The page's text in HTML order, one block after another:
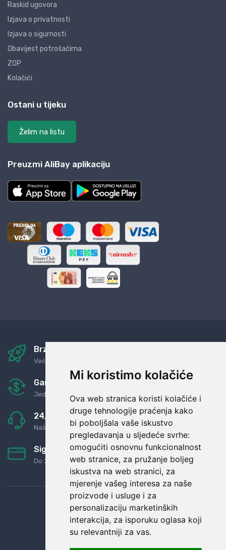
Mi koristimo kolačiće
Ova web stranica koristi kolačiće i
druge tehnologije praćenja kako
bi poboljšala vaše iskustvo
pregledavanja u sljedeće svrhe:
omogućiti osnovnu funkcionalnost
web stranice, za pružanje boljeg
iskustva na web stranici, za
mjerenje vašeg interesa za naše
proizvode i usluge i za
personalizaciju marketinških
interakcija, za isporuku oglasa koji
su relevantniji za vas.
Raskid ugovora
Izjava o privatnosti
Izjava o sigurnosti
Obavijest potrošačima
ZOP
Kolačići
Ostani u tijeku
Želim na listu
Preuzmi AliBay aplikaciju
Brza i sigurna dostava
Već za nekoliko dana kod vas
Garancija u povrat novaca
Jednostavno pravilo: Roba za novac
24/7 odlična podrška
Naši agenti uvijek na raspolaganju
Sigurno obročno plaćanje
Do 24 rata bez kamata